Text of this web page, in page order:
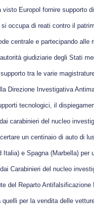
Europol fornire supporto
occupa di reati contro il
centrale e partecipando
giudiziarie degli Stati
tra le varie
Direzione Investigativa
tecnologici, il
carabinieri del nucleo
un centinaio di auto di
e Spagna (Marbella) per
Carabinieri del nucleo
del Reparto Antifalsificazione
per la vendita delle